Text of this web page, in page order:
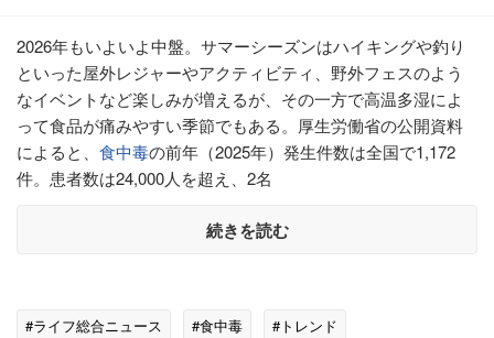
2026年もいよいよ中盤。サマーシーズンはハイキングや釣り
といった屋外レジャーやアクティビティ、野外フェスのよう
なイベントなど楽しみが増えるが、その一方で高温多湿によ
って食品が痛みやすい季節でもある。厚生労働省の公開資料
によると、 食中毒の前年（2025年）発生件数は全国で1,172
件。患者数は24,000人を超え、2名
続きを読む
#ライフ総合ニュース #食中毒 #トレンド